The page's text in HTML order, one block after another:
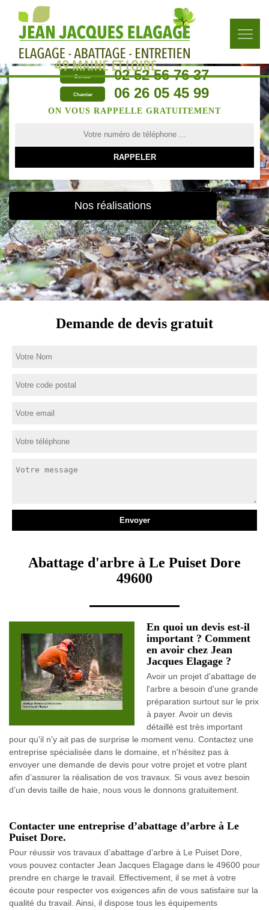
Bureau 02 52 56 76 37
Chantier 06 26 05 45 99
ON VOUS RAPPELLE GRATUITEMENT
Nos réalisations
Demande de devis gratuit
Abattage d'arbre à Le Puiset Dore
49600
En quoi un devis est-il
important ? Comment
en avoir chez Jean
Jacques Elagage ?
Avoir un projet d'abattage de
l'arbre a besoin d'une grande
préparation surtout sur le prix
à payer. Avoir un devis
détaillé est très important
pour qu'il n'y ait pas de surprise le moment venu. Contactez une
entreprise spécialisée dans le domaine, et n'hésitez pas à
envoyer une demande de devis pour votre projet et votre plant
afin d’assurer la réalisation de vos travaux. Si vous avez besoin
d’un devis taille de haie, nous vous le donnons gratuitement.
Contacter une entreprise d’abattage d’arbre à Le
Puiset Dore.
Pour réussir vos travaux d’abattage d’arbre à Le Puiset Dore,
vous pouvez contacter Jean Jacques Elagage dans le 49600 pour
prendre en charge le travail. Effectivement, il se met à votre
écoute pour respecter vos exigences afin de vous satisfaire sur la
qualité du travail. Ainsi, il dispose tous les équipements